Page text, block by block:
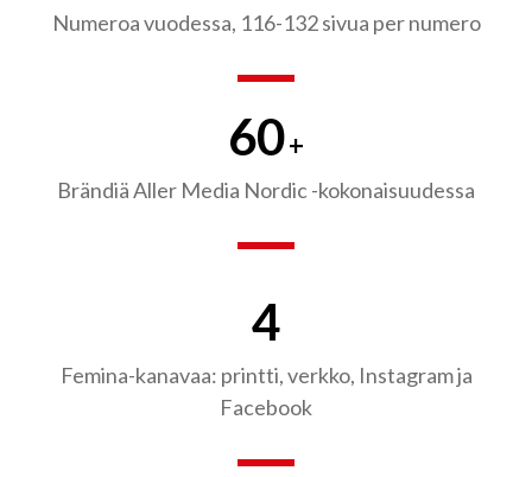
Numeroa vuodessa, 116-132 sivua per numero
60+
Brändiä Aller Media Nordic -kokonaisuudessa
4
Femina-kanavaa: printti, verkko, Instagram ja
Facebook